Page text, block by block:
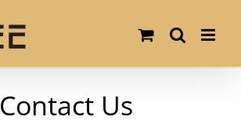
Contact Us